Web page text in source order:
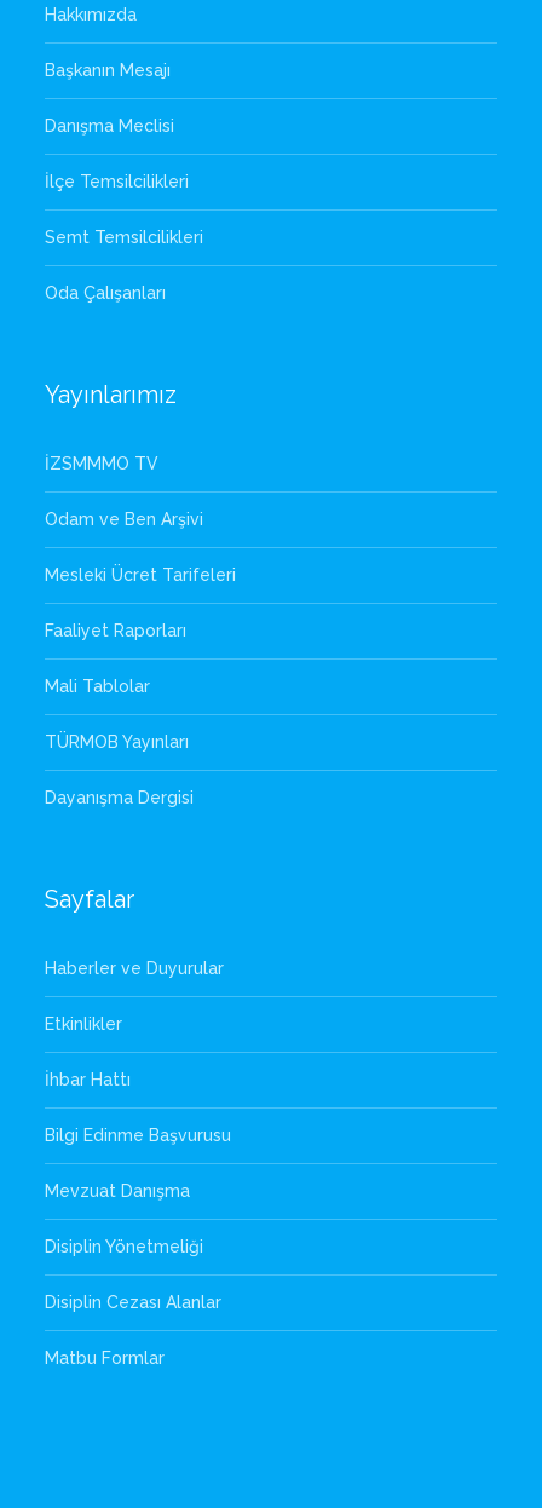
Hakkımızda
Başkanın Mesajı
Danışma Meclisi
İlçe Temsilcilikleri
Semt Temsilcilikleri
Oda Çalışanları
Yayınlarımız
İZSMMMO TV
Odam ve Ben Arşivi
Mesleki Ücret Tarifeleri
Faaliyet Raporları
Mali Tablolar
TÜRMOB Yayınları
Dayanışma Dergisi
Sayfalar
Haberler ve Duyurular
Etkinlikler
İhbar Hattı
Bilgi Edinme Başvurusu
Mevzuat Danışma
Disiplin Yönetmeliği
Disiplin Cezası Alanlar
Matbu Formlar